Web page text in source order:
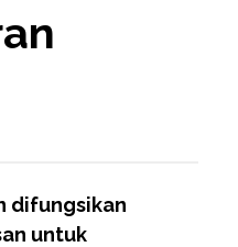
difungsikan
untuk